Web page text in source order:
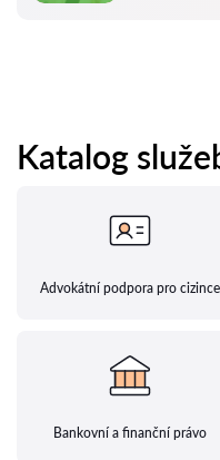
Katalog
Advokátní podpora pro cizince
Bankovní a finanční právo